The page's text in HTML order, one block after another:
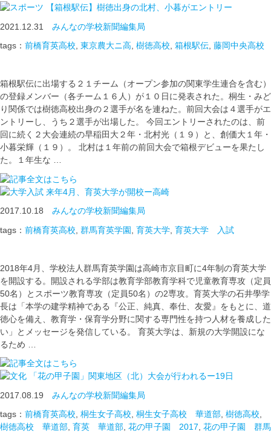
【箱根駅伝】樹徳出身の北村、小暮がエントリー
2021.12.31 みんなの学校新聞編集局
tags： 前橋育英高校 東京農大ニ高 樹徳高校 箱根駅伝 藤岡中央高校
箱根駅伝に出場する２１チーム（オープン参加の関東学生連合を含む）
の登録メンバー（各チーム１６人）が１０日に発表された。桐生・みど
り関係では樹徳高校出身の２選手が名を連ねた。前回大会は４選手がエ
ントリーし、うち２選手が出場した。 今回エントリーされたのは、前
回に続く２大会連続の早稲田大２年・北村光（１９）と、創価大１年・
小暮栄輝（１９）。 北村は１年前の前回大会で箱根デビューを果たし
た。１年生な …
来年4月、育英大学が開校ー高崎
2017.10.18 みんなの学校新聞編集局
tags： 前橋育英高校 群馬育英学園 育英大学 育英大学 入試
2018年4月、学校法人群馬育英学園は高崎市京目町に4年制の育英大学
を開設する。開設される学部は教育学部教育学科で児童教育専攻（定員
50名）とスポーツ教育専攻（定員50名）の2専攻。育英大学の石井學学
長は「本学の建学精神である『公正、純真、奉仕、友愛』をもとに、道
徳心を備え、教育学・保育学分野に関する専門性を持つ人材を養成した
い」とメッセージを発信している。 育英大学は、新規の大学開設にな
るため …
「花の甲子園」関東地区（北）大会が行われるー19日
2017.08.19 みんなの学校新聞編集局
tags： 前橋育英高校 桐生女子高校 桐生女子高校 華道部 樹徳高校
樹徳高校 華道部 育英 華道部 花の甲子園 2017 花の甲子園 群馬